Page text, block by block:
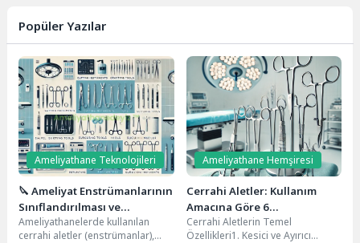
Popüler Yazılar
Ameliyathane Teknolojileri
🔪 Ameliyat Enstrümanlarının
Sınıflandırılması ve
Özellikleri
Ameliyathanelerde kullanılan
cerrahi aletler (enstrümanlar),
Ameliyathane Hemşiresi
Cerrahi Aletler: Kullanım
Amacına Göre 6
Sınıflandırma
Cerrahi Aletlerin Temel
Özellikleri1. Kesici ve Ayırıcı